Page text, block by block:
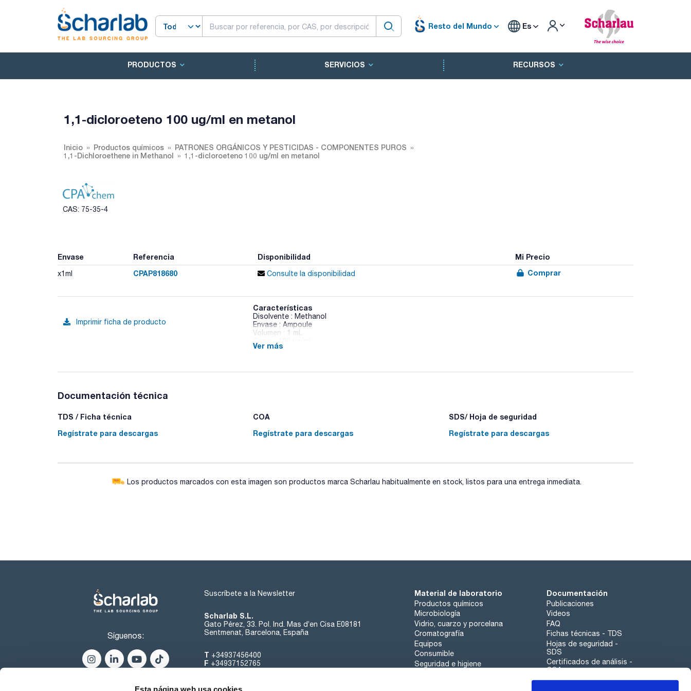
Esta página web usa cookies
Resto del Mundo Es
PRODUCTOS SERVICIOS RECURSOS
1,1-dicloroeteno 100 ug/ml en metanol
Inicio Productos químicos
PATRONES ORGÁNICOS Y PESTICIDAS - COMPONENTES PUROS
1,1-Dichloroethene in Methanol
1,1-dicloroeteno 100 ug/ml en metanol
CAS: 75-35-4
Envase Referencia Disponibilidad Mi Precio
x1ml CPAP818680 Consulte la disponibilidad Comprar
Imprimir ficha de producto
Características
Disolvente : Methanol
Envase : Ampoule
Volumen : 1 mL
CAS : [75-35-4]
Ver más
Documentación técnica
TDS / Ficha técnica
Regístrate para descargas
COA
Regístrate para descargas
SDS/ Hoja de seguridad
Regístrate para descargas
Los productos marcados con esta imagen son productos marca Scharlau habitualmente en stock, listos para una entrega inmediata.
Síguenos:
Suscríbete a la Newsletter
Scharlab S.L.
Gato Pérez, 33. Pol. Ind. Mas d’en Cisa E08181
Sentmenat, Barcelona, España
T +34937456400
F +34937152765
Material de laboratorio
Productos químicos
Microbiología
Vidrio, cuarzo y porcelana
Cromatografía
Equipos
Consumible
Seguridad e higiene
Documentación
Publicaciones
Videos
FAQ
Fichas técnicas - TDS
Hojas de seguridad -
SDS
Certificados de análisis -
COA
Aplicaciones